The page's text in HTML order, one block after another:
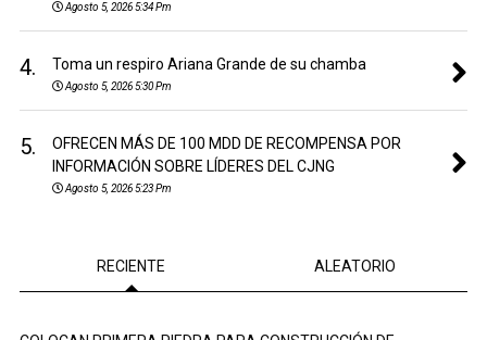
Agosto 5, 2026 5:34 Pm
4. Toma un respiro Ariana Grande de su chamba
Agosto 5, 2026 5:30 Pm
5.
OFRECEN MÁS DE 100 MDD DE RECOMPENSA POR
INFORMACIÓN SOBRE LÍDERES DEL CJNG
Agosto 5, 2026 5:23 Pm
RECIENTE ALEATORIO